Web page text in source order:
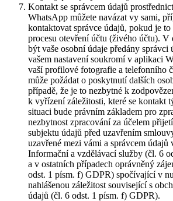
Kontakt se správcem údajů
WhatsApp můžete navázat vy sami,
kontaktovat správce údajů, pokud je
procesu otevření účtu (živého účtu). V
být vaše osobní údaje předány správci
vašem nastavení soukromí v aplikaci
vaší profilové fotografie a telefonního
může požádat o poskytnutí dalších
případě, že je to nezbytné k
k vyřízení záležitosti, které se kontakt
situaci bude právním základem pro
nezbytnost zpracování za účelem
subjektu údajů před uzavřením
uzavřené mezi vámi a správcem údajů
Informační a vzdělávací služby (čl. 6
a v ostatních případech oprávněný
odst. 1 písm. f) GDPR) spočívající v
nahlášenou záležitost související s
údajů (čl. 6 odst. 1 písm. f) GDPR).